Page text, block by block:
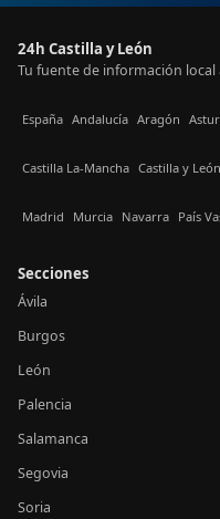
24h Castilla y León
Tu fuente de información local
España Andalucía Aragón
Castilla La-Mancha Castilla y León
Madrid Murcia Navarra País
Secciones
Ávila
Burgos
León
Palencia
Salamanca
Segovia
Soria